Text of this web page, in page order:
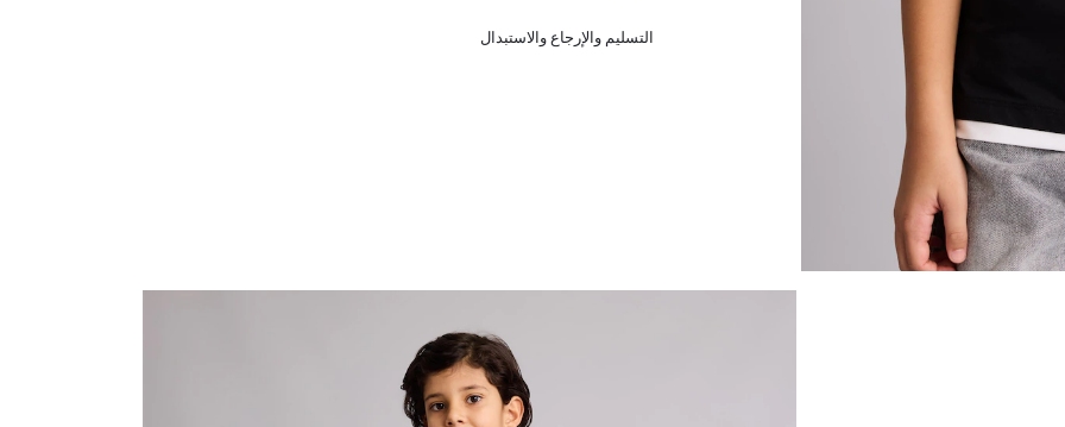
التسليم والإرجاع والاستبدال